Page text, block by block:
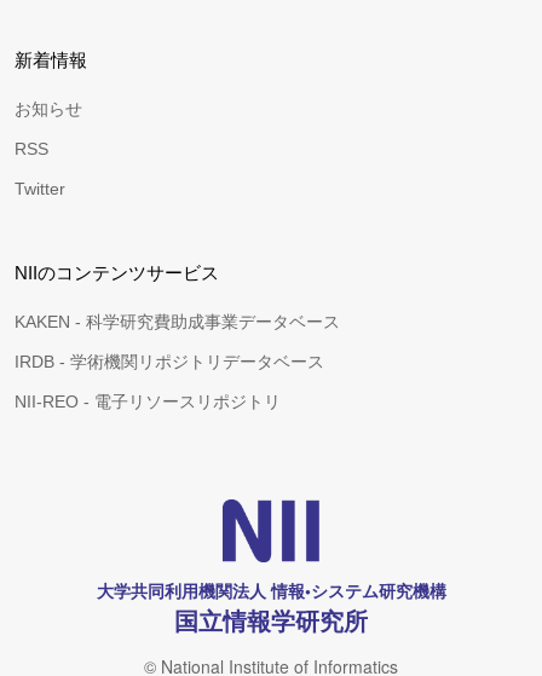
新着情報
お知らせ
RSS
Twitter
NIIのコンテンツサービス
KAKEN - 科学研究費助成事業データベース
IRDB - 学術機関リポジトリデータベース
NII-REO - 電子リソースリポジトリ
大学共同利用機関法人 情報•システム研究機構
国立情報学研究所
© National Institute of Informatics